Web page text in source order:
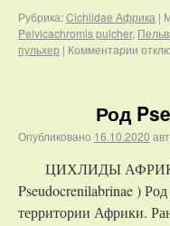
Рубрика:Cichlidae Африка |
Pelvicachromis pulcher,
пульхер | Комментарии
Род
Опубликовано 16.10.2020
ЦИХЛИДЫ АФРИКИ.
Pseudocrenilabrinae )
территории Африки.